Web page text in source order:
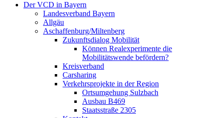
Der VCD in Bayern
Landesverband Bayern
Allgäu
Aschaffenburg/Miltenberg
Zukunftsdialog Mobilität
Können Realexperimente die
Mobilitätswende befördern?
Kreisverband
Carsharing
Verkehrsprojekte in der Region
Ortsumgehung Sulzbach
Ausbau B469
Staatsstraße 2305